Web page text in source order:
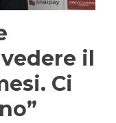
il
Ci